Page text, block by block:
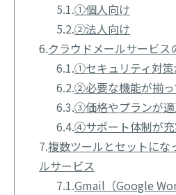
5.1.①個人向け
5.2.②法人向け
6.クラウドメールサービス
6.1.①セキュリティ対
6.2.②必要な機能が揃
6.3.③価格やプランが
6.4.④サポート体制が
7.複数ツールとセットにな
ルサービス
7.1.Gmail（Google